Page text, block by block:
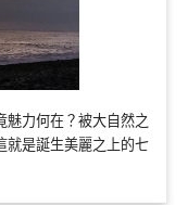
魅力何在？被大自然之
就是誕生美麗之上的七